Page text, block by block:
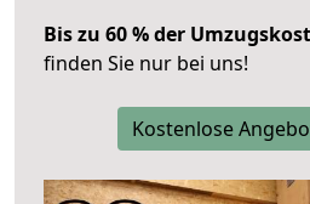
Bis zu 60 % der
finden Sie nur bei uns!
Kostenlose